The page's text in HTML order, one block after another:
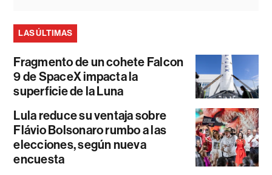
LAS ÚLTIMAS
Fragmento de un cohete Falcon
9 de SpaceX impacta la
superficie de la Luna
Lula reduce su ventaja sobre
Flávio Bolsonaro rumbo a las
elecciones, según nueva
encuesta